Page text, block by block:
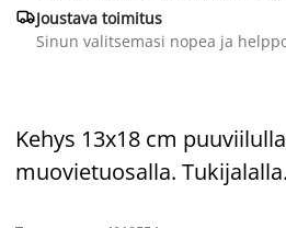
Joustava toimitus
Sinun valitsemasi nopea ja
Kehys 13x18 cm
muovietuosalla.